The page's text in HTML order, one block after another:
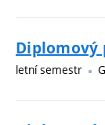
Diplomový
letní semestr